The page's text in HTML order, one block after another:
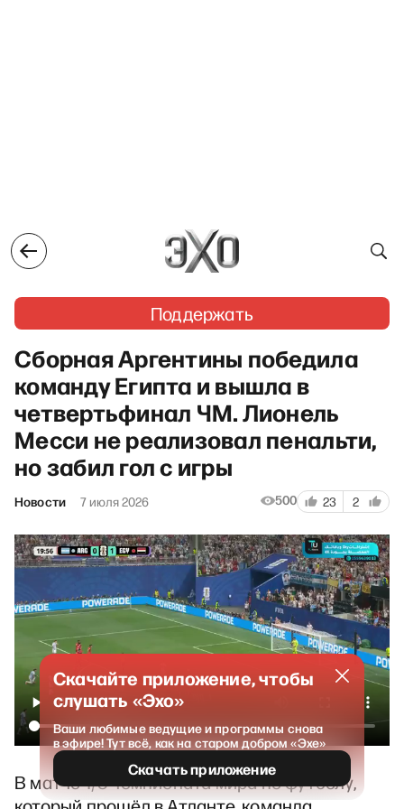
Поддержать
Сборная Аргентины победила
команду Египта и вышла в
четвертьфинал ЧМ. Лионель
Месси не реализовал пенальти,
но забил гол с игры
Новости 7 июля 2026 500 23 2
В матче 1/8 чемпионата мира по футболу,
Скачайте приложение, чтобы
слушать «Эхо»
Ваши любимые ведущие и программы снова
в эфире! Тут всё, как на старом добром «Эхе»
Скачать приложение